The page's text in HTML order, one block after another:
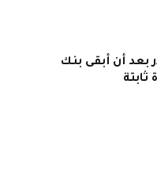
تصل إلى 4100 دولار بعد أن أبقى بنك
ثابتة